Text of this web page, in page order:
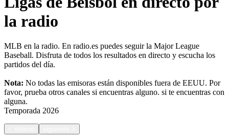
la radio
MLB en la radio. En radio.es puedes seguir la Major League
Baseball. Disfruta de todos los resultados en directo y escucha los
partidos del día.
Nota: No todas las emisoras están disponibles fuera de EEUU. Por
favor, prueba otros canales si encuentras alguno. si te encuentras con
alguna.
Temporada 2026